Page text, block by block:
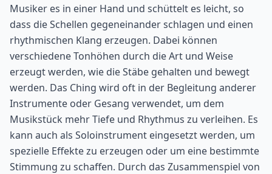
Musiker es in einer Hand und schüttelt es leicht, so
dass die Schellen gegeneinander schlagen und einen
rhythmischen Klang erzeugen. Dabei können
verschiedene Tonhöhen durch die Art und Weise
erzeugt werden, wie die Stäbe gehalten und bewegt
werden. Das Ching wird oft in der Begleitung anderer
Instrumente oder Gesang verwendet, um dem
Musikstück mehr Tiefe und Rhythmus zu verleihen. Es
kann auch als Soloinstrument eingesetzt werden, um
spezielle Effekte zu erzeugen oder um eine bestimmte
Stimmung zu schaffen. Durch das Zusammenspiel von